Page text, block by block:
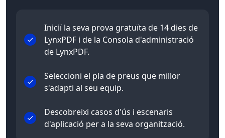
Iniciï la seva prova gratuïta de 14 dies de
LynxPDF i de la Consola d'administració
de LynxPDF.
Seleccioni el pla de preus que millor
s'adapti al seu equip.
Descobreixi casos d'ús i escenaris
d'aplicació per a la seva organització.